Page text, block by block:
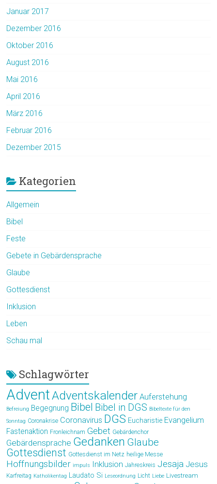
Januar 2017
Dezember 2016
Oktober 2016
August 2016
Mai 2016
April 2016
März 2016
Februar 2016
Dezember 2015
Kategorien
Allgemein
Bibel
Feste
Gebete in Gebärdensprache
Glaube
Gottesdienst
Inklusion
Leben
Schau mal
Schlagwörter
AdventAdventskalender Auferstehung
Befreiung Begegnung Bibel Bibel in DGS Bibeltexte für den
Sonntag Coronakrise Coronavirus DGS Eucharistie Evangelium
Fastenaktion Fronleichnam Gebet Gebärdenchor
Gebärdensprache Gedanken Glaube
Gottesdienst Gottesdienst im Netz heilige Messe
Hoffnungsbilder impuls Inklusion Jahreskreis Jesaja Jesus
Karfreitag Katholikentag Laudato Si Leseordnung Licht Liebe Livestream